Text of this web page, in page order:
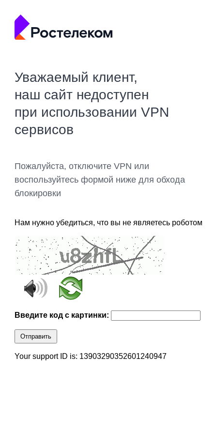
Уважаемый клиент,
наш сайт недоступен
при использовании VPN
сервисов
Пожалуйста, отключите VPN или
воспользуйтесь формой ниже для обхода
блокировки
Нам нужно убедиться, что вы не являетесь роботом
Введите код с картинки:
Отправить
Your support ID is: 13903290352601240947